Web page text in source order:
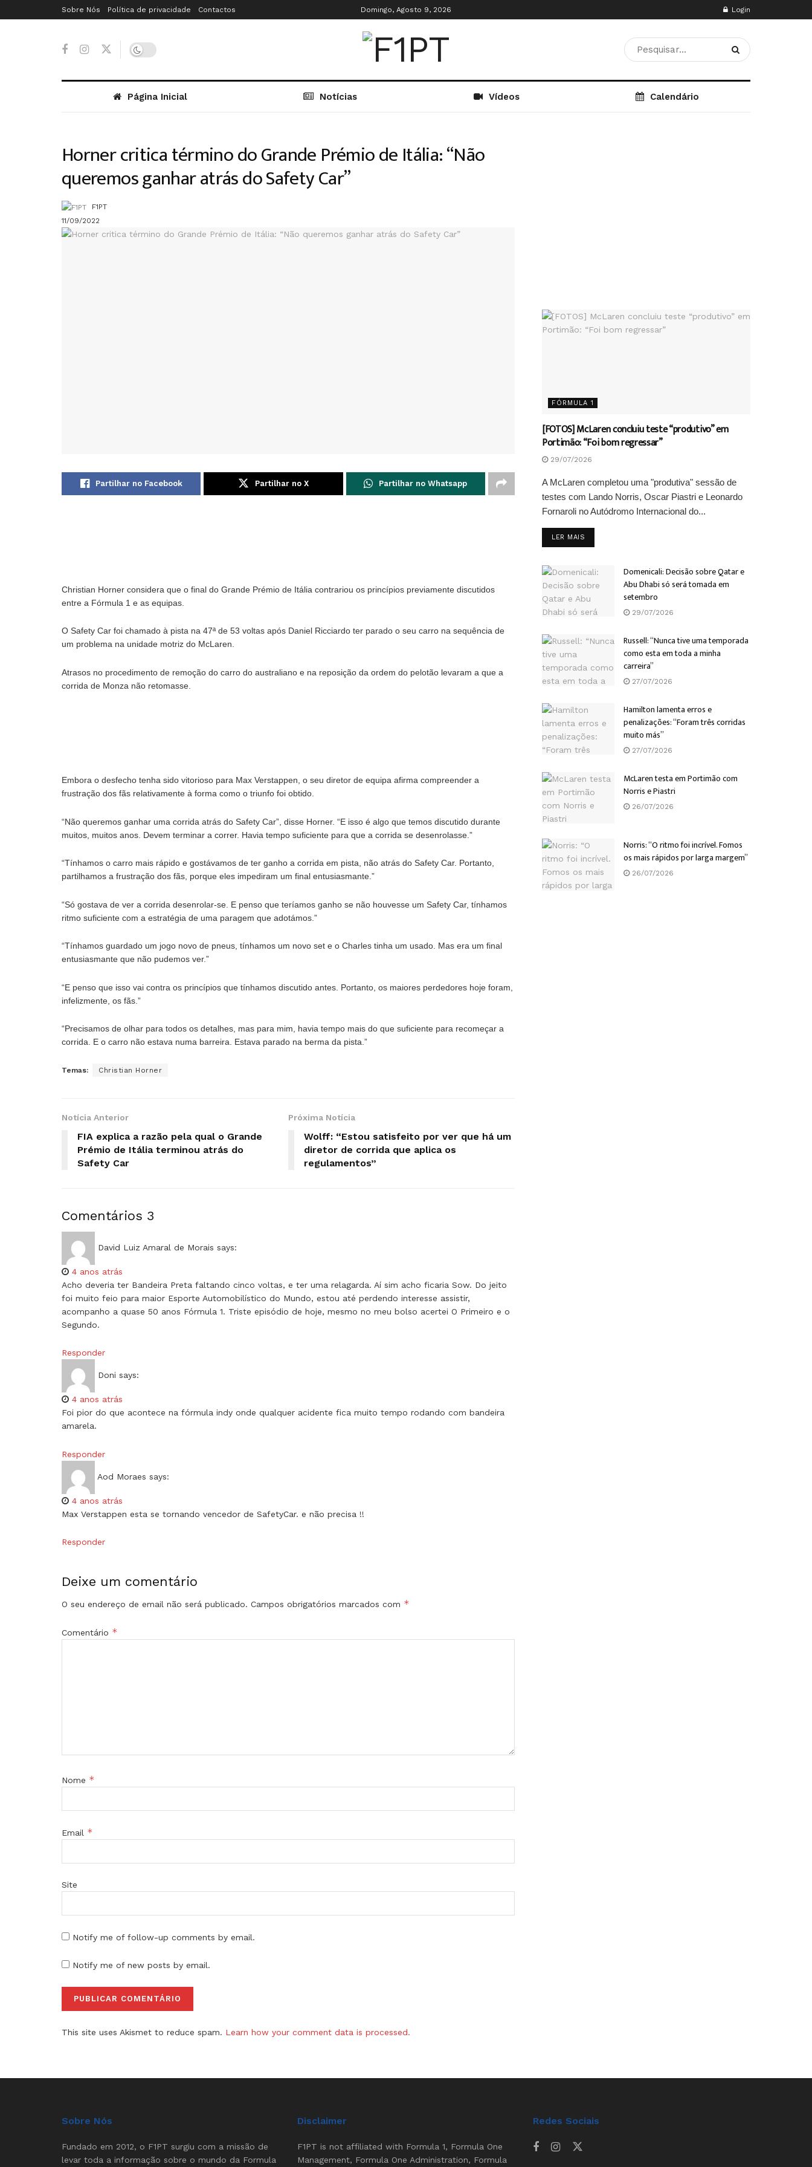
Sobre Nós Política de privacidade Contactos Domingo, Agosto 9, 2026 Login
Página Inicial Notícias Vídeos Calendário
Horner critica término do Grande Prémio de Itália: “Não
queremos ganhar atrás do Safety Car”
F1PT
11/09/2022
Partilhar no Facebook Partilhar no X Partilhar no Whatsapp
Christian Horner considera que o final do Grande Prémio de Itália contrariou os princípios previamente discutidos
entre a Fórmula 1 e as equipas.
O Safety Car foi chamado à pista na 47ª de 53 voltas após Daniel Ricciardo ter parado o seu carro na sequência de
um problema na unidade motriz do McLaren.
Atrasos no procedimento de remoção do carro do australiano e na reposição da ordem do pelotão levaram a que a
corrida de Monza não retomasse.
Embora o desfecho tenha sido vitorioso para Max Verstappen, o seu diretor de equipa afirma compreender a
frustração dos fãs relativamente à forma como o triunfo foi obtido.
“Não queremos ganhar uma corrida atrás do Safety Car”, disse Horner. “E isso é algo que temos discutido durante
muitos, muitos anos. Devem terminar a correr. Havia tempo suficiente para que a corrida se desenrolasse.”
“Tínhamos o carro mais rápido e gostávamos de ter ganho a corrida em pista, não atrás do Safety Car. Portanto,
partilhamos a frustração dos fãs, porque eles impediram um final entusiasmante.”
“Só gostava de ver a corrida desenrolar-se. E penso que teríamos ganho se não houvesse um Safety Car, tínhamos
ritmo suficiente com a estratégia de uma paragem que adotámos.”
“Tínhamos guardado um jogo novo de pneus, tínhamos um novo set e o Charles tinha um usado. Mas era um final
entusiasmante que não pudemos ver.”
“E penso que isso vai contra os princípios que tínhamos discutido antes. Portanto, os maiores perdedores hoje foram,
infelizmente, os fãs.”
“Precisamos de olhar para todos os detalhes, mas para mim, havia tempo mais do que suficiente para recomeçar a
corrida. E o carro não estava numa barreira. Estava parado na berma da pista.”
Temas: Christian Horner
Notícia Anterior
FIA explica a razão pela qual o Grande
Prémio de Itália terminou atrás do
Safety Car
Próxima Notícia
Wolff: “Estou satisfeito por ver que há um
diretor de corrida que aplica os
regulamentos”
Comentários 3
David Luiz Amaral de Morais says:
4 anos atrás
Acho deveria ter Bandeira Preta faltando cinco voltas, e ter uma relagarda. Aí sim acho ficaria Sow. Do jeito
foi muito feio para maior Esporte Automobilístico do Mundo, estou até perdendo interesse assistir,
acompanho a quase 50 anos Fórmula 1. Triste episódio de hoje, mesmo no meu bolso acertei O Primeiro e o
Segundo.
Responder
Doni says:
4 anos atrás
Foi pior do que acontece na fórmula indy onde qualquer acidente fica muito tempo rodando com bandeira
amarela.
Responder
Aod Moraes says:
4 anos atrás
Max Verstappen esta se tornando vencedor de SafetyCar. e não precisa !!
Responder
Deixe um comentário
O seu endereço de email não será publicado. Campos obrigatórios marcados com *
Comentário *
Nome *
Email *
Site
Notify me of follow-up comments by email.
Notify me of new posts by email.
This site uses Akismet to reduce spam. Learn how your comment data is processed.
FÓRMULA 1
[FOTOS] McLaren concluiu teste “produtivo” em
Portimão: “Foi bom regressar”
29/07/2026
A McLaren completou uma "produtiva" sessão de
testes com Lando Norris, Oscar Piastri e Leonardo
Fornaroli no Autódromo Internacional do...
LER MAIS
Domenicali: Decisão sobre Qatar e
Abu Dhabi só será tomada em
setembro
29/07/2026
Russell: “Nunca tive uma temporada
como esta em toda a minha
carreira”
27/07/2026
Hamilton lamenta erros e
penalizações: “Foram três corridas
muito más”
27/07/2026
McLaren testa em Portimão com
Norris e Piastri
26/07/2026
Norris: “O ritmo foi incrível. Fomos
os mais rápidos por larga margem”
26/07/2026
Sobre Nós
Fundado em 2012, o F1PT surgiu com a missão de
levar toda a informação sobre o mundo da Formula
Disclaimer
F1PT is not affiliated with Formula 1, Formula One
Management, Formula One Administration, Formula
Redes Sociais